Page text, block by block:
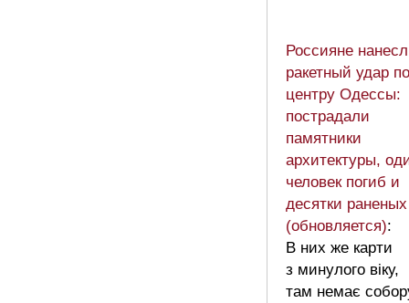
Россияне
ракетный удар по
центру Одессы:
пострадали
памятники
архитектуры,
человек погиб и
десятки раненых
(обновляется):
В них же карти
з минулого віку,
там немає